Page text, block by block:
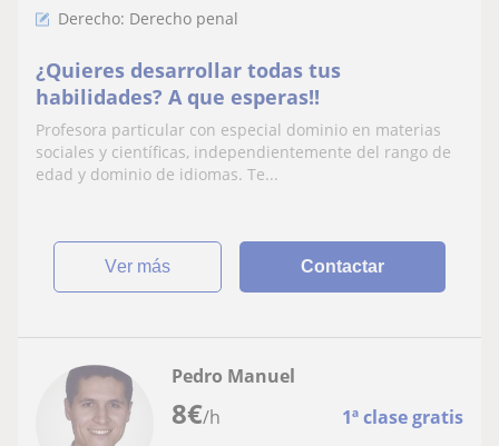
Derecho: Derecho penal
¿Quieres desarrollar todas tus
habilidades? A que esperas!!
Profesora particular con especial dominio en materias
sociales y científicas, independientemente del rango de
edad y dominio de idiomas. Te...
ver más Contactar
8€/h 1ª clase gratis
Pedro Manuel